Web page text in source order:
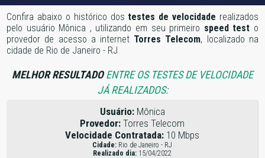
Confira abaixo o histórico dos testes de velocidade realizados
pelo usuário Mônica , utilizando em seu primeiro speed test o
provedor de acesso a internet Torres Telecom, localizado na
cidade de Rio de Janeiro - RJ
MELHOR RESULTADOENTRE OS TESTES DE VELOCIDADE
JÁ REALIZADOS:
Usuário:Mônica
Provedor: Torres Telecom
Velocidade Contratada: 10 Mbps
Cidade: Rio de Janeiro - RJ
Realizado dia: 15/04/2022